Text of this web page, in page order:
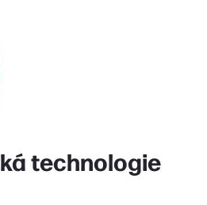
technologie